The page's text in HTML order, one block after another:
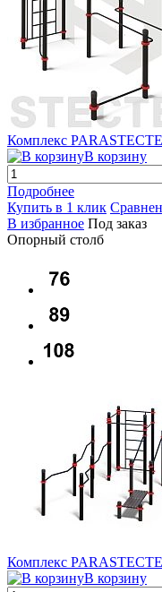
Комплекс
В корзину
Подробнее
Купить в 1 клик
В избранное Под заказ
Опорный столб
Комплекс
В корзину